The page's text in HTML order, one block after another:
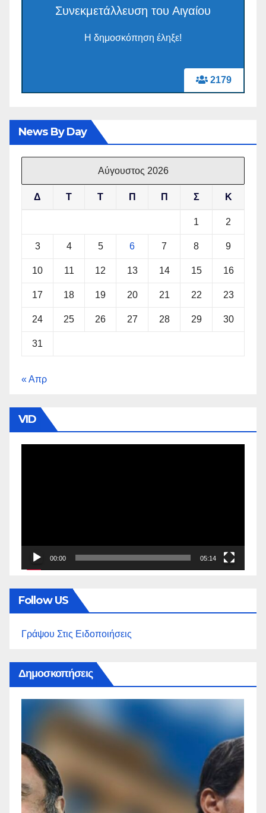
2179
Συνεκμετάλλευση του Αιγαίου
Η δημοσκόπηση έληξε!
News By Day
Αύγουστος 2026
Δ Τ Τ Π Π Σ Κ
1 2
3 4 5 6 7 8 9
10 11 12 13 14 15 16
17 18 19 20 21 22 23
24 25 26 27 28 29 30
31
« Απρ
VID
00:00 05:14
Follow US
Γράψου Στις Ειδοποιήσεις
Δημοσκοπήσεις